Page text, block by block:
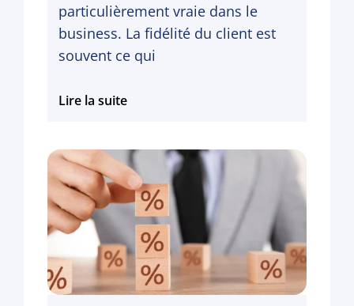
particulièrement vraie dans le
business. La fidélité du client est
souvent ce qui
Lire la suiteComment
clients
grâce
aux
programmes
de
fidélité
?